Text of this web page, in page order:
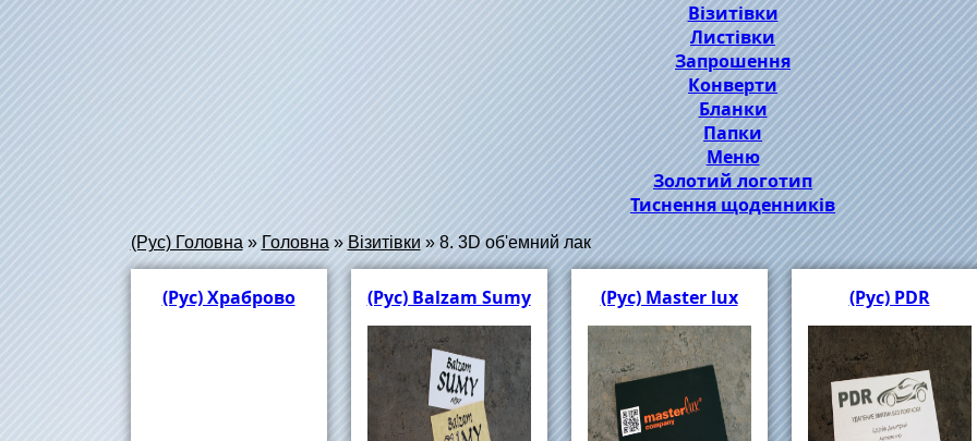
Візитівки
Листівки
Запрошення
Конверти
Бланки
Папки
Меню
Золотий логотип
Тиснення щоденників
(Рус) Головна » Головна » Візитівки» 8. 3D об'емний лак
(Рус) Храброво (Рус) Balzam Sumy (Рус) Master lux (Рус) PDR